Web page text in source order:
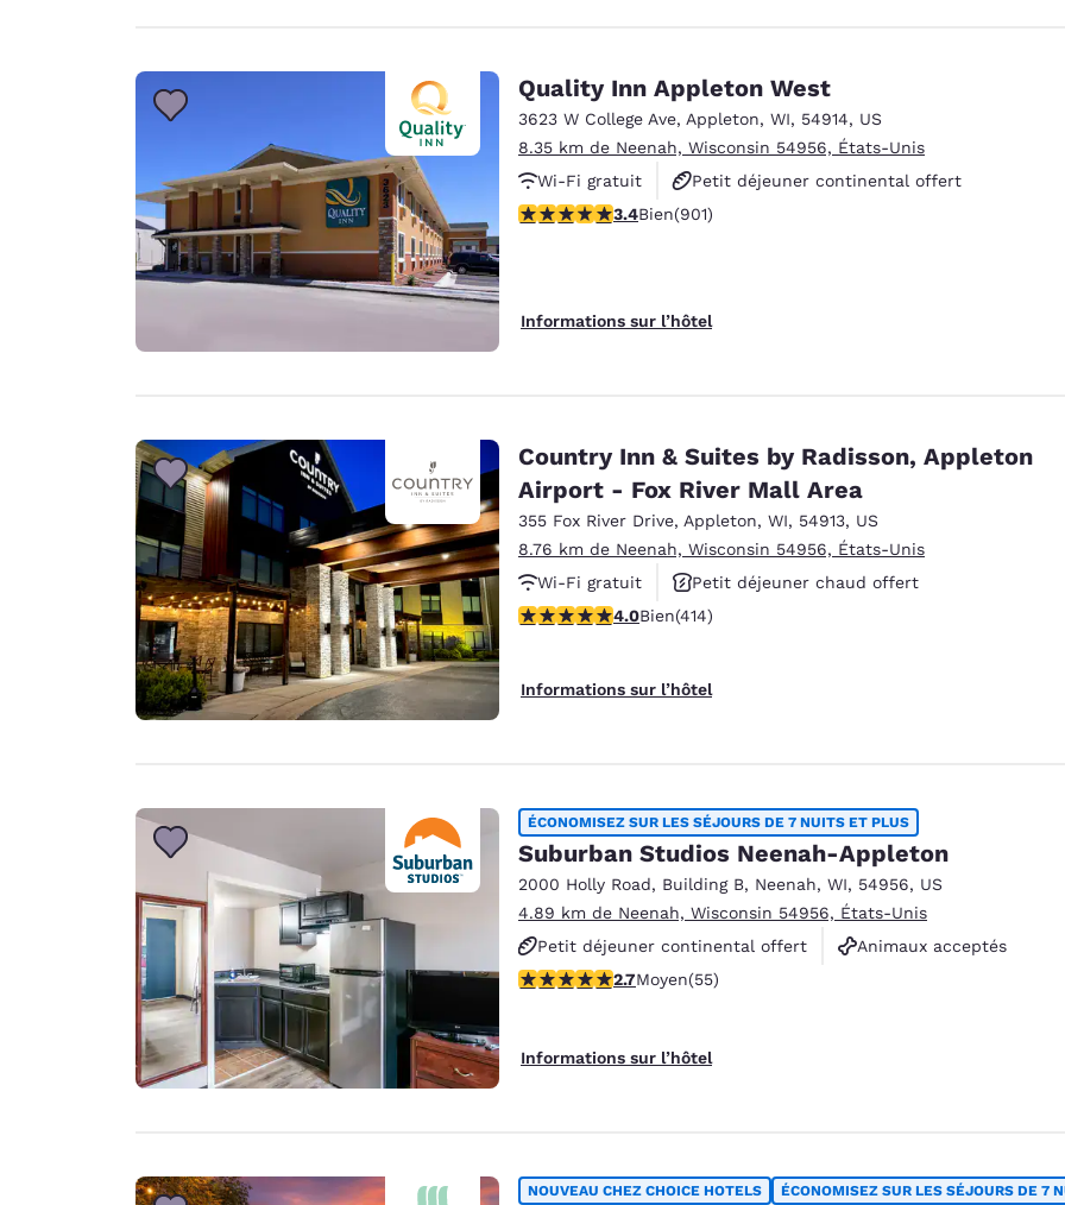
Quality Inn Appleton West
3623 W College Ave, Appleton, WI, 54914, US
8.35 km de Neenah, Wisconsin 54956, États-Unis
Wi-Fi gratuit
Petit déjeuner continental offert
Animaux acceptés
3.41 étoiles. Bien. 901 commentaires
3.4Bien(901)
Informations sur l’hôtel
Country Inn & Suites by Radisson, Appleton
Airport - Fox River Mall Area
355 Fox River Drive, Appleton, WI, 54913, US
8.76 km de Neenah, Wisconsin 54956, États-Unis
Wi-Fi gratuit
Petit déjeuner chaud offert
Animaux acceptés
3.96 étoiles. Bien. 414 commentaires
4.0Bien(414)
Informations sur l’hôtel
ÉCONOMISEZ SUR LES SÉJOURS DE 7 NUITS ET PLUS
Suburban Studios Neenah-Appleton
2000 Holly Road, Building B, Neenah, WI, 54956, US
4.89 km de Neenah, Wisconsin 54956, États-Unis
Petit déjeuner continental offert
Animaux acceptés
Non-fumeurs
2.71 étoiles. Moyen. 55 commentaires
2.7Moyen(55)
Informations sur l’hôtel
NOUVEAU CHEZ CHOICE HOTELS ÉCONOMISEZ SUR LES SÉJOURS DE 7